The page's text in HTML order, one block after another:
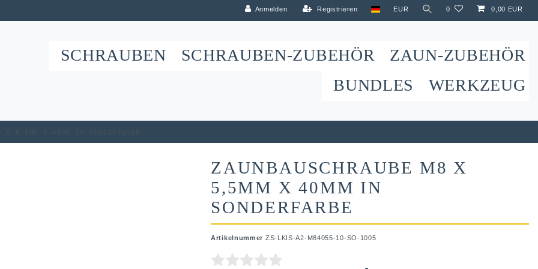
Anmelden Registrieren EUR 0 0,00 EUR
SCHRAUBEN SCHRAUBEN-ZUBEHÖR
ZAUN-ZUBEHÖR
BUNDLES
WERKZEUG
x 5,5mm x 40mm in Sonderfarbe
ZAUNBAUSCHRAUBE M8 X
5,5MM X 40MM IN
SONDERFARBE
Artikelnummer ZS-LKIS-A2-M84055-10-SO-1005